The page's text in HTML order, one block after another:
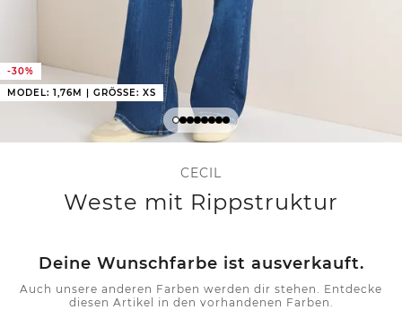
-30%
MODEL: 1,76M | GRÖSSE: XS
CECIL
Weste mit Rippstruktur
Deine Wunschfarbe ist ausverkauft.
Auch unsere anderen Farben werden dir stehen. Entdecke
diesen Artikel in den vorhandenen Farben.